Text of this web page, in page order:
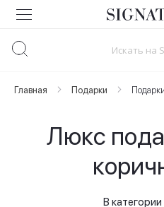
Skip
to
Главная Подарки
Люкс
В